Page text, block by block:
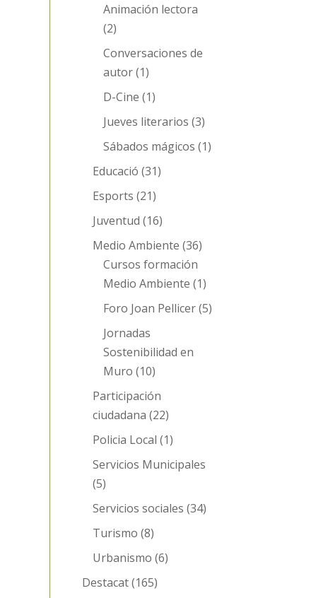
Animación lectora
(2)
Conversaciones de
autor(1)
D-Cine (1)
Jueves literarios (3)
Sábados mágicos (1)
Educació (31)
Esports (21)
Juventud (16)
Medio Ambiente (36)
Cursos formación
Medio Ambiente (1)
Foro Joan Pellicer(5)
Jornadas
Sostenibilidad en
Muro (10)
Participación
ciudadana (22)
Policia Local (1)
Servicios Municipales
(5)
Servicios sociales (34)
Turismo (8)
Urbanismo (6)
Destacat(165)